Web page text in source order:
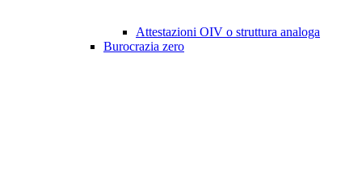
Attestazioni OIV o struttura analoga
Burocrazia zero